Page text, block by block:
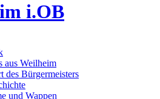
i.OB
aus Weilheim
des Bürgermeisters
und Wappen